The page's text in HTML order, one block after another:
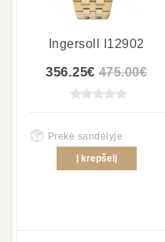
Ingersoll I12902
356.25€ 475.00€
Prekė sandėlyje
Į krepšelį